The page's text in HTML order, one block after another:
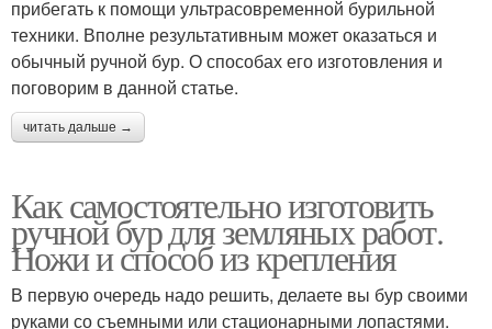
прибегать к помощи ультрасовременной бурильной
техники. Вполне результативным может оказаться и
обычный ручной бур. О способах его изготовления и
поговорим в данной статье.
читать дальше →
Как самостоятельно изготовить
ручной бур для земляных работ.
Ножи и способ из крепления
В первую очередь надо решить, делаете вы бур своими
руками со съемными или стационарными лопастями.